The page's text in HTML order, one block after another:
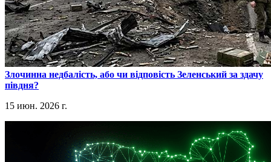
​Злочинна недбалість, або чи відповість Зеленський за здачу
півдня?
15 июн. 2026 г.